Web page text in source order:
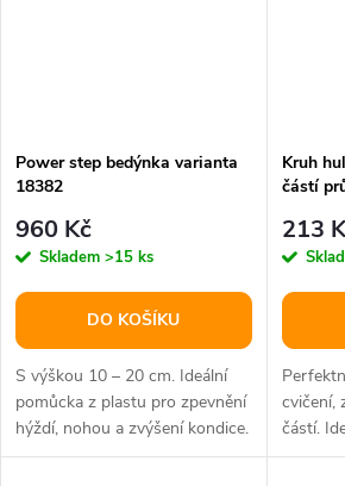
Power step bedýnka varianta
18382
960 Kč
Skladem >15 ks
DO KOŠÍKU
S výškou 10 – 20 cm. Ideální
pomůcka z plastu pro zpevnění
hýždí, nohou a zvýšení kondice.
Kruh
částí
213
cvičení,
částí.